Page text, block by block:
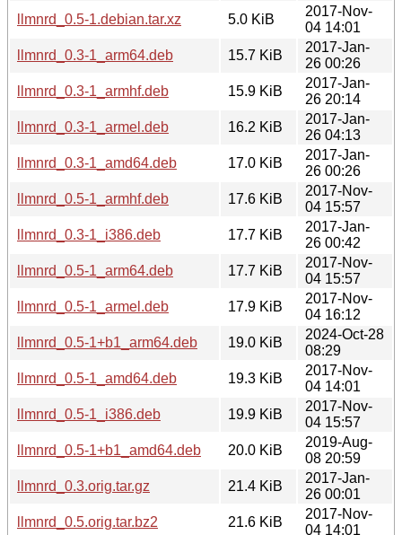
llmnrd_0.5-1.debian.tar.xz
5.0 KiB
2017-Nov-
04 14:01
llmnrd_0.3-1_arm64.deb
15.7 KiB
2017-Jan-
26 00:26
llmnrd_0.3-1_armhf.deb
15.9 KiB
2017-Jan-
26 20:14
llmnrd_0.3-1_armel.deb
16.2 KiB
2017-Jan-
26 04:13
llmnrd_0.3-1_amd64.deb
17.0 KiB
2017-Jan-
26 00:26
llmnrd_0.5-1_armhf.deb
17.6 KiB
2017-Nov-
04 15:57
llmnrd_0.3-1_i386.deb
17.7 KiB
2017-Jan-
26 00:42
llmnrd_0.5-1_arm64.deb
17.7 KiB
2017-Nov-
04 15:57
llmnrd_0.5-1_armel.deb
17.9 KiB
2017-Nov-
04 16:12
llmnrd_0.5-1+b1_arm64.deb
19.0 KiB
2024-Oct-28
08:29
llmnrd_0.5-1_amd64.deb
19.3 KiB
2017-Nov-
04 14:01
llmnrd_0.5-1_i386.deb
19.9 KiB
2017-Nov-
04 15:57
llmnrd_0.5-1+b1_amd64.deb
20.0 KiB
2019-Aug-
08 20:59
llmnrd_0.3.orig.tar.gz
21.4 KiB
2017-Jan-
26 00:01
llmnrd_0.5.orig.tar.bz2
21.6 KiB
2017-Nov-
04 14:01